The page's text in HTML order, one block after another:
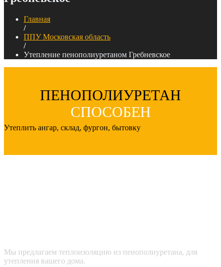
Главная
/
ППУ Московская область
/
Утепление пенополиуретаном Гребневское
ПЕНОПОЛИУРЕТАН
СПОСОБЕН
Утеплить ангар, склад, фургон, бытовку
Мы предлагаем теплоизоляцию из пенополиуретана, для
утепления вашего дома.